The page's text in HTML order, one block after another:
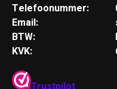
Telefoonummer:
Email:
BTW:
KVK: